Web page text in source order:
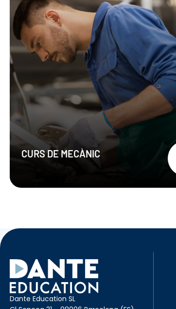
CURS DE MECÀNIC
sistema de direcció d’un vehicle
Reparar i substituir els
components del motor, del
sistema de distribució, del
sistema de lubricació i
refrigeració del motor, de la
Dante Education SL